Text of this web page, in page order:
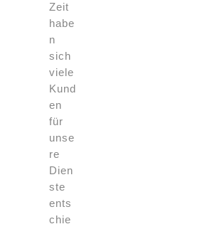
Zeit
habe
n
sich
viele
Kund
en
für
unse
re
Dien
ste
ents
chie